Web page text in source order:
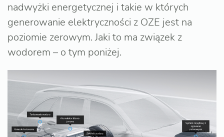
nadwyżki energetycznej i takie w których
generowanie elektryczności z OZE jest na
poziomie zerowym. Jaki to ma związek z
wodorem – o tym poniżej.